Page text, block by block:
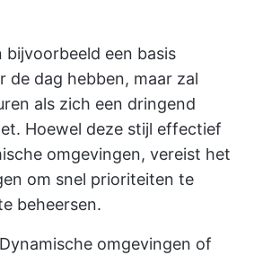
bijvoorbeeld een basis
de dag hebben, maar zal
als zich een dringend
Hoewel deze stijl effectief
omgevingen, vereist het
om snel prioriteiten te
beheersen.
omgevingen of